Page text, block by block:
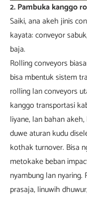
2. Pambuka kanggo
Saiki, ana akeh jinis
kayata: conveyor
baja.
Rolling conveyors
bisa mbentuk sistem
rolling lan conveyors
kanggo transportasi
liyane, lan bahan
duwe aturan kudu
kothak turnover. Bisa
metokake beban
nyambung lan
prasaja, linuwih